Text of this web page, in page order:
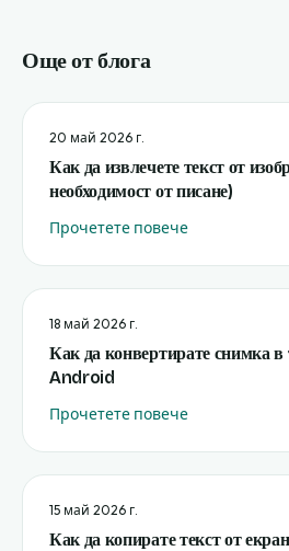
Още от блога
20 май 2026 г.
Как да извлечете текст от
необходимост от писане)
Прочетете повече
18 май 2026 г.
Как да конвертирате снимка
Android
Прочетете повече
15 май 2026 г.
Как да копирате текст от